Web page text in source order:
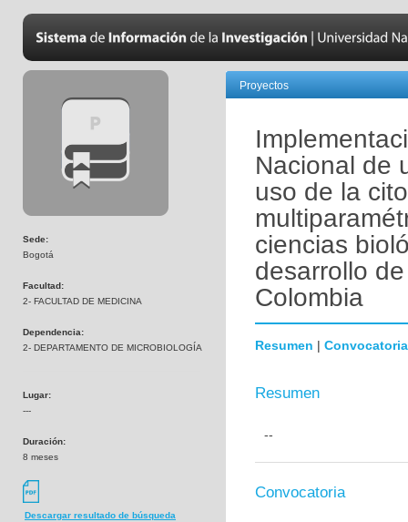
Sede:
Bogotá
Facultad:
2- FACULTAD DE MEDICINA
Dependencia:
2- DEPARTAMENTO DE MICROBIOLOGÍA
Lugar:
---
Duración:
8 meses
Descargar resultado de búsqueda
Proyectos
Nacional de
uso de la
ciencias
desarrollo
Colombia
Resumen | Convocatoria
Resumen
--
Convocatoria